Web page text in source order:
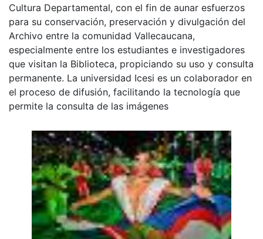
Cultura Departamental, con el fin de aunar esfuerzos
para su conservación, preservación y divulgación del
Archivo entre la comunidad Vallecaucana,
especialmente entre los estudiantes e investigadores
que visitan la Biblioteca, propiciando su uso y consulta
permanente. La universidad Icesi es un colaborador en
el proceso de difusión, facilitando la tecnología que
permite la consulta de las imágenes